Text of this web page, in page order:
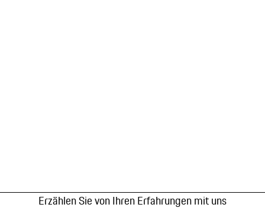
Erzählen Sie von Ihren Erfahrungen mit uns